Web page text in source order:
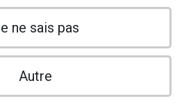
ne sais pas
Autre